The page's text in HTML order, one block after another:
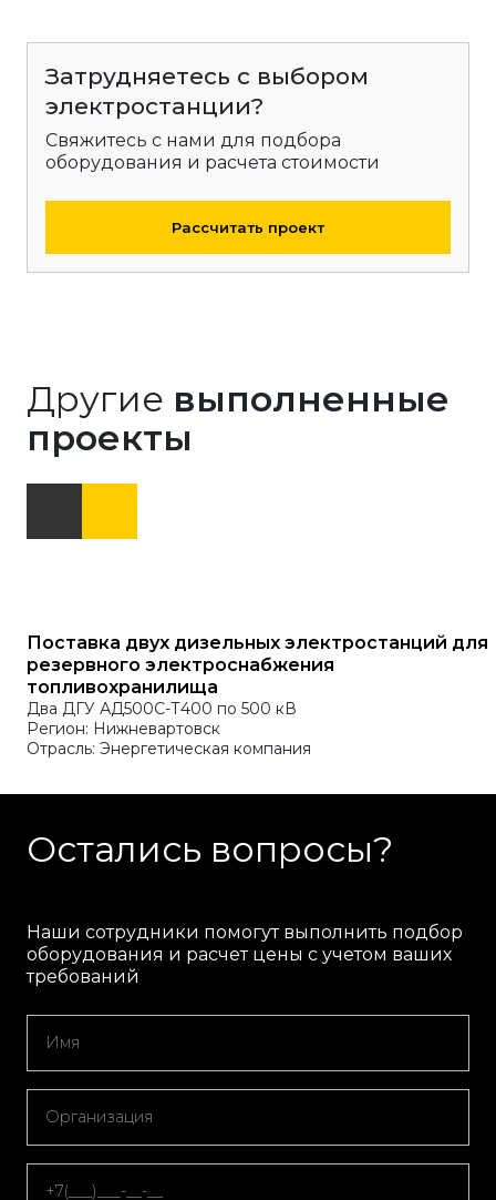
Затрудняетесь с выбором
электростанции?
Свяжитесь с нами для подбора
оборудования и расчета стоимости
Рассчитать проект
Другие выполненные
проекты
Поставка двух дизельных электростанций для
резервного электроснабжения
топливохранилища
Два ДГУ АД500С-Т400 по 500 кВ
Регион: Нижневартовск
Отрасль: Энергетическая компания
Остались вопросы?
Наши сотрудники помогут выполнить подбор
оборудования и расчет цены с учетом ваших
требований